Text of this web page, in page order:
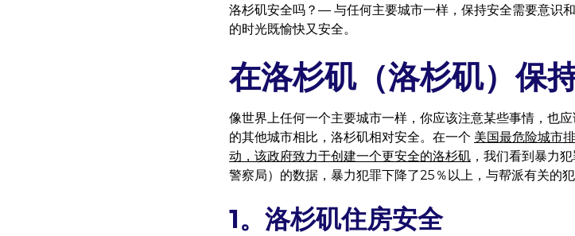
洛杉矶安全吗？— 与任何主要城市一样，保持安全需要意识
的时光既愉快又安全。
在洛杉矶（洛杉矶）保
像世界上任何一个主要城市一样，你应该注意某些事情，也
的其他城市相比，洛杉矶相对安全。在一个 美国最危险城市
动，该政府致力于创建一个更安全的洛杉矶 ，我们看到暴力
警察局）的数据，暴力犯罪下降了25％以上，与帮派有关的
1。洛杉矶住房安全